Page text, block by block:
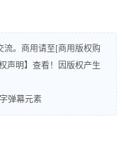
流。商用请至[商用版权购
声明】查看！因版权产生
弹幕元素